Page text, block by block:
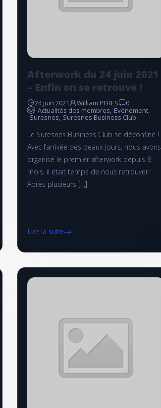
Afterwork du 24 juin 2021
– Enfin on se retrouve !
24 juin 2021 William PERES
0
Actualités des membres Evénement
Suresnes, Suresnes Business Club
Le Suresnes Business Club se déconfine !
Avec l’arrivée des beaux jours, nous avons
organisé le premier afterwork depuis 8
mois, il était temps de nous retrouver !
Après plusieurs […]
Lire la suite